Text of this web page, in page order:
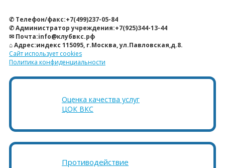
✆ Телефон/факс:+7(499)237-05-84
✆ Администратор учреждения:+7(925)344-13-44
✉ Почта:info@клубвкс.рф
⌂ Адрес:индекс 115095, г.Москва, ул.Павловская,д.8.
Сайт использует cookies
Политика конфиденциальности
Оценка качества услуг
ЦОК ВКС
Противодействие